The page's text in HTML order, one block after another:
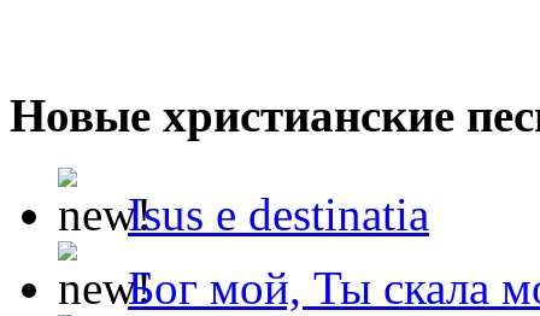
Новые христианские
Isus e destinatia
Бог мой, Ты скала